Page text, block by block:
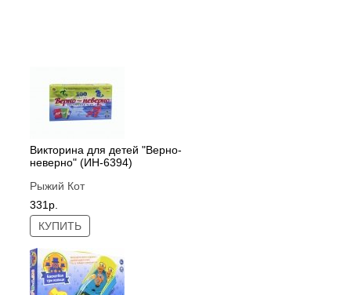
Викторина для детей "Верно-
неверно" (ИН-6394)
Рыжий Кот
331р.
КУПИТЬ